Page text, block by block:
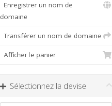
Enregistrer un nom de
domaine
Transférer un nom de domaine
Afficher le panier
Sélectionnez la devise